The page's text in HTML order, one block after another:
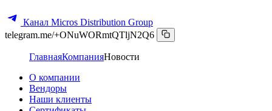
Канал Micros Distribution Group
telegram.me/+ONuWORmtQTljN2Q6
ГлавнаяКомпанияНовости
О компании
Вендоры
Наши клиенты